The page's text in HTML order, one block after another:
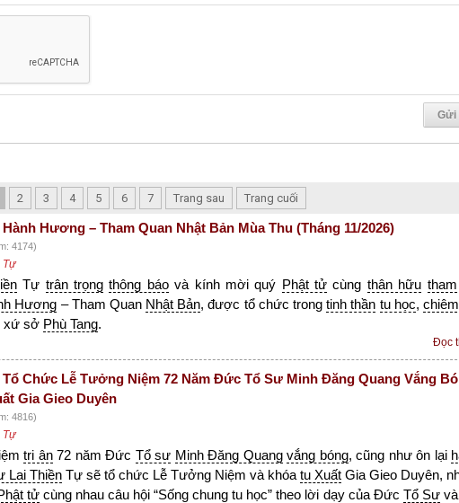
2 3 4 5 6 7 Trang sau Trang cuối
Hương – Tham Quan Nhật Bản Mùa Thu (Tháng 11/2026)
4174)
Tự
Tự trân trọng thông báovà kính mời quý Phật tử cùng thân hữu
Hương – Tham Quan Nhật Bản, được tổ chức trongtinh thần tu học,
xứ sở Phù Tang.
Đọc
Chức Lễ Tưởng Niệm 72 Năm Đức Tổ Sư Minh Đăng Quang Vắng
Gia Gieo Duyên
4816)
Tự
tri ân72 năm Đức Tổ sư Minh Đăng Quang vắng bóng, cũng như ôn lại
Lai Thiền Tự sẽ tổ chức Lễ Tưởng Niệm và khóa tu Xuất Gia Gieo Duyên,
tửcùng nhau câu hội “Sống chung tu học” theo lời dạy của Đức Tổ Sư